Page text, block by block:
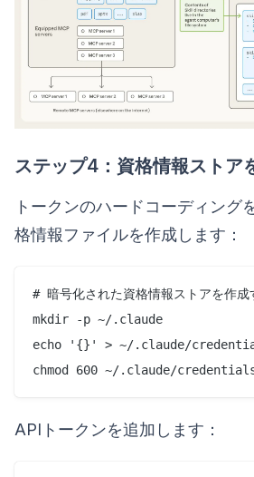
ステップ4：資格情報ストア
トークンのハードコーディング
格情報ファイルを作成します：
# 暗号化された資格情報ストアを作成
mkdir -p ~/.claude
echo '{}' > ~/.claude/
APIトークンを追加します：